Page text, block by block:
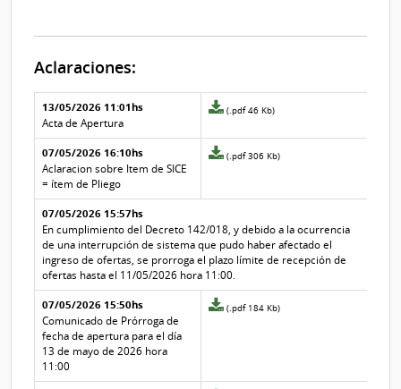
Aclaraciones:
Aclaraciones del llamado
Fecha y
texto de
la
aclaración
Archivo
de la
aclaración
13/05/2026 11:01hs
Acta de Apertura
Archivo
de
la
4
(.pdf 46 Kb)
07/05/2026 16:10hs
Aclaracion sobre Item de SICE
= ítem de Pliego
Archivo
la
Nº
3
(.pdf 306 Kb)
07/05/2026 15:57hs
En cumplimiento del Decreto 142/018, y debido a la ocurrencia
de una interrupción de sistema que pudo haber afectado el
ingreso de ofertas, se prorroga el plazo límite de recepción de
ofertas hasta el 11/05/2026 hora 11:00.
07/05/2026 15:50hs
Comunicado de Prórroga de
fecha de apertura para el día
13 de mayo de 2026 hora
11:00
Archivo
Nº
(.pdf 184 Kb)